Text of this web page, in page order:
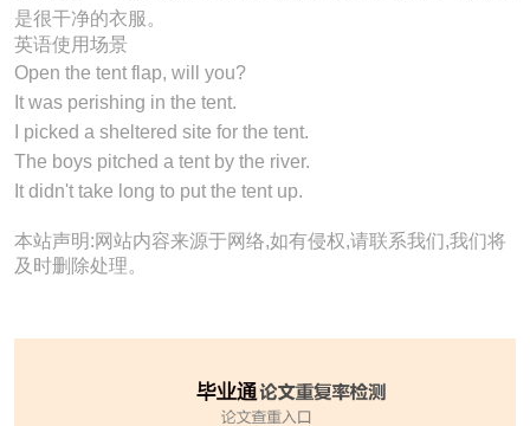
是很干净的衣服。
英语使用场景
Open the tent flap, will you?
It was perishing in the tent.
I picked a sheltered site for the tent.
The boys pitched a tent by the river.
It didn't take long to put the tent up.
本站声明:网站内容来源于网络,如有侵权,请联系我们,我们将
及时删除处理。